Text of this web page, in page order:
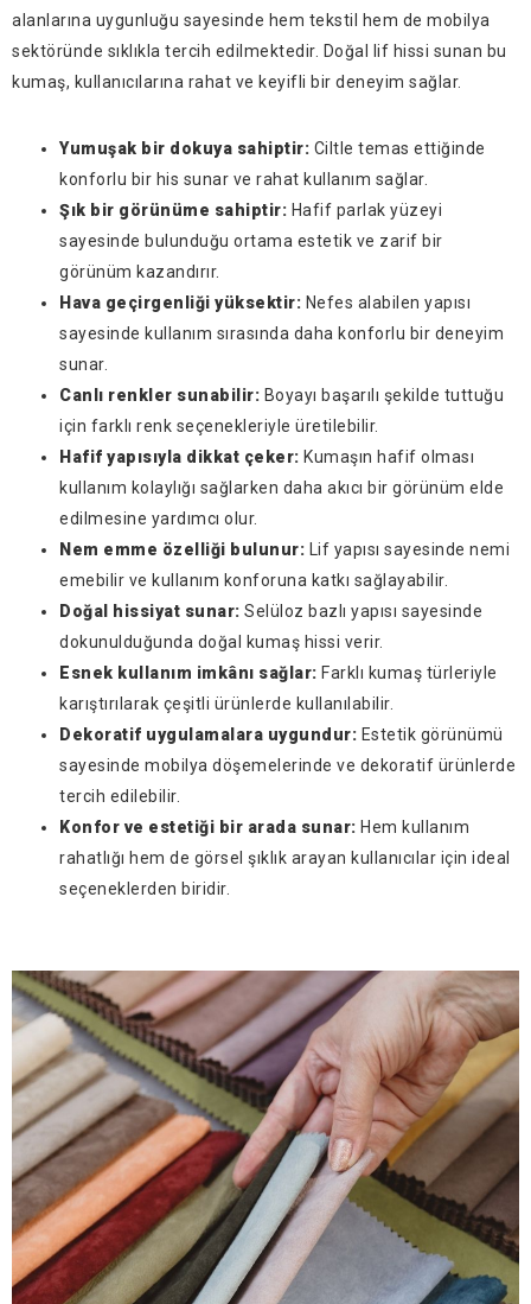
alanlarına uygunluğu sayesinde hem tekstil hem de mobilya
sektöründe sıklıkla tercih edilmektedir. Doğal lif hissi sunan bu
kumaş, kullanıcılarına rahat ve keyifli bir deneyim sağlar.
Yumuşak bir dokuya sahiptir: Ciltle temas ettiğinde
konforlu bir his sunar ve rahat kullanım sağlar.
Şık bir görünüme sahiptir: Hafif parlak yüzeyi
sayesinde bulunduğu ortama estetik ve zarif bir
görünüm kazandırır.
Hava geçirgenliği yüksektir: Nefes alabilen yapısı
sayesinde kullanım sırasında daha konforlu bir deneyim
sunar.
Canlı renkler sunabilir: Boyayı başarılı şekilde tuttuğu
için farklı renk seçenekleriyle üretilebilir.
Hafif yapısıyla dikkat çeker: Kumaşın hafif olması
kullanım kolaylığı sağlarken daha akıcı bir görünüm elde
edilmesine yardımcı olur.
Nem emme özelliği bulunur: Lif yapısı sayesinde nemi
emebilir ve kullanım konforuna katkı sağlayabilir.
Doğal hissiyat sunar: Selüloz bazlı yapısı sayesinde
dokunulduğunda doğal kumaş hissi verir.
Esnek kullanım imkânı sağlar: Farklı kumaş türleriyle
karıştırılarak çeşitli ürünlerde kullanılabilir.
Dekoratif uygulamalara uygundur: Estetik görünümü
sayesinde mobilya döşemelerinde ve dekoratif ürünlerde
tercih edilebilir.
Konfor ve estetiği bir arada sunar: Hem kullanım
rahatlığı hem de görsel şıklık arayan kullanıcılar için ideal
seçeneklerden biridir.